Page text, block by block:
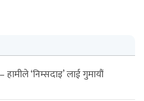
‘निम्सदाइ’ लाई गुमायौं